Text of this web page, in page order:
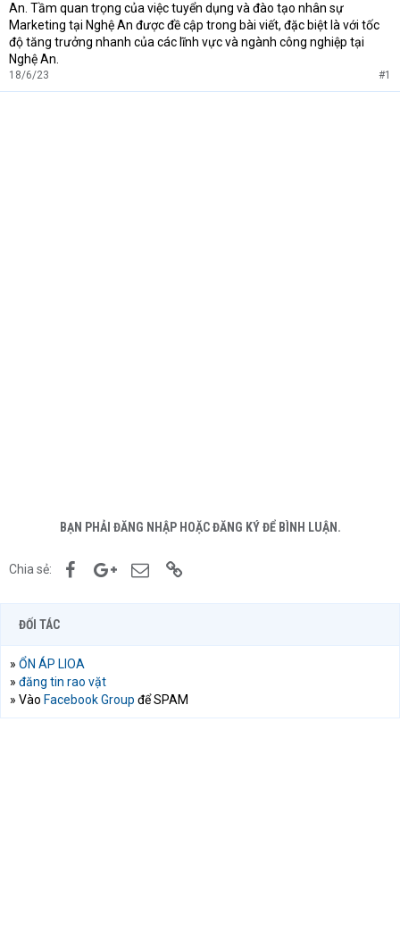
An. Tầm quan trọng của việc tuyển dụng và đào tạo nhân sự
Marketing tại Nghệ An được đề cập trong bài viết, đặc biệt là với tốc
độ tăng trưởng nhanh của các lĩnh vực và ngành công nghiệp tại
Nghệ An.
18/6/23 #1
BẠN PHẢI ĐĂNG NHẬP HOẶC ĐĂNG KÝ ĐỂ BÌNH LUẬN.
Chia sẻ: FacebookGoogle+Email
ĐỐI TÁC
» ỔN ÁP LIOA
» đăng tin rao vặt
» Vào Facebook Group để SPAM